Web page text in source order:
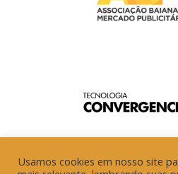
Usamos cookies em nosso site